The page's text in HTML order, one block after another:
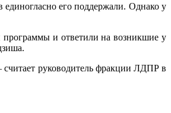
единогласно его поддержали. Однако у
программы и ответили на возникшие у
считает руководитель фракции ЛДПР в